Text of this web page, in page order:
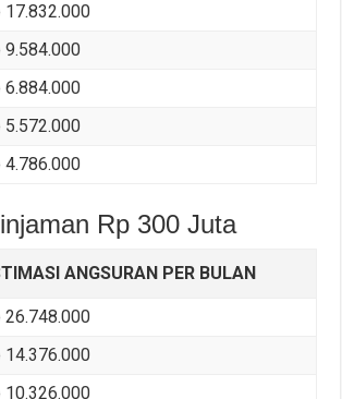
17.832.000
9.584.000
6.884.000
5.572.000
4.786.000
Rp 300 Juta
ANGSURAN PER BULAN
26.748.000
14.376.000
10.326.000